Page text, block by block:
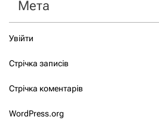
Мета
Увійти
Стрічка записів
Стрічка коментарів
WordPress.org